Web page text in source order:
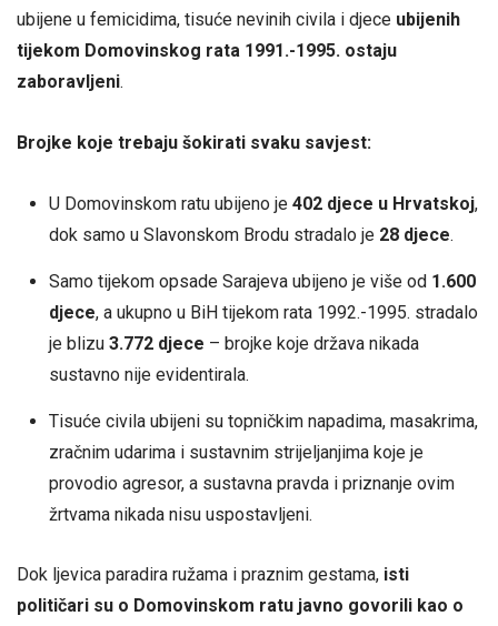
ubijene u femicidima, tisuće nevinih civila i djece ubijenih
tijekom Domovinskog rata 1991.-1995. ostaju
zaboravljeni.
Brojke koje trebaju šokirati svaku savjest:
U Domovinskom ratu ubijeno je 402 djece u Hrvatskoj,
dok samo u Slavonskom Brodu stradalo je 28 djece.
Samo tijekom opsade Sarajeva ubijeno je više od 1.600
djece, a ukupno u BiH tijekom rata 1992.-1995. stradalo
je blizu 3.772 djece – brojke koje država nikada
sustavno nije evidentirala.
Tisuće civila ubijeni su topničkim napadima, masakrima,
zračnim udarima i sustavnim strijeljanjima koje je
provodio agresor, a sustavna pravda i priznanje ovim
žrtvama nikada nisu uspostavljeni.
Dok ljevica paradira ružama i praznim gestama, isti
političari su o Domovinskom ratu javno govorili kao o